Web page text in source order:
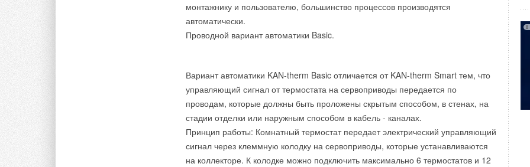
монтажнику и пользователю, большинство процессов производятся
автоматически.
Проводной вариант автоматики Basic.
Вариант автоматики KAN-therm Basic отличается от KAN-therm Smart тем, что
управляющий сигнал от термостата на сервоприводы передается по
проводам, которые должны быть проложены скрытым способом, в стенах, на
стадии отделки или наружным способом в кабель - каналах.
Принцип работы: Комнатный термостат передает электрический управляющий
сигнал через клеммную колодку на сервоприводы, которые устанавливаются
на коллекторе. К колодке можно подключить максимально 6 термостатов и 12